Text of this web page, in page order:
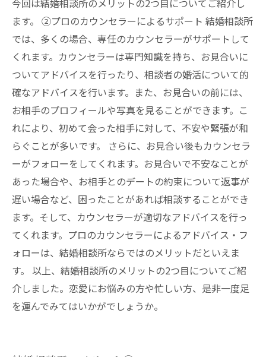
今回は結婚相談所のメリットの2つ目についてご紹介し
ます。 ②プロのカウンセラーによるサポート 結婚相談所
では、多くの場合、専任のカウンセラーがサポートして
くれます。カウンセラーは専門知識を持ち、お見合いに
ついてアドバイスを行ったり、相談者の婚活について的
確なアドバイスを行います。また、お見合いの前には、
お相手のプロフィールや写真を見ることができます。こ
れにより、初めて会った相手に対して、不安や緊張が和
らぐことが多いです。 さらに、お見合い後もカウンセラ
ーがフォローをしてくれます。お見合いで不安なことが
あった場合や、お相手とのデートの約束について返事が
遅い場合など、困ったことがあれば相談することができ
ます。そして、カウンセラーが適切なアドバイスを行っ
てくれます。プロのカウンセラーによるアドバイス・フ
ォローは、結婚相談所ならではのメリットだといえま
す。 以上、結婚相談所のメリットの2つ目についてご紹
介しました。恋愛にお悩みの方や忙しい方、是非一度足
を運んでみてはいかがでしょうか。